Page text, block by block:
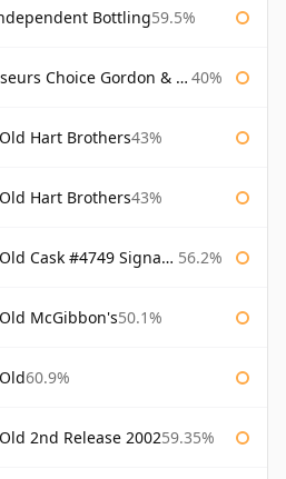
Bottling59.5%
Choice Gordon & Macphail 40%
Hart Brothers43%
Hart Brothers43%
Cask #4749 Signatory 56.2%
McGibbon's50.1%
60.9%
2nd Release 200259.35%